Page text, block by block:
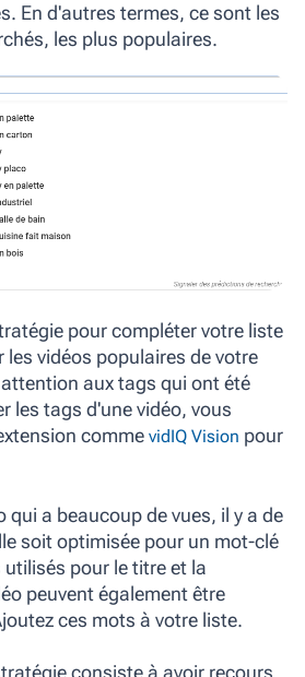
En d'autres termes, ce sont les
les plus populaires.
pour compléter votre liste
vidéos populaires de votre
aux tags qui ont été
les tags d'une vidéo, vous
comme vidIQ Vision pour
qui a beaucoup de vues, il y a de
soit optimisée pour un mot-clé
pour le titre et la
peuvent également être
ces mots à votre liste.